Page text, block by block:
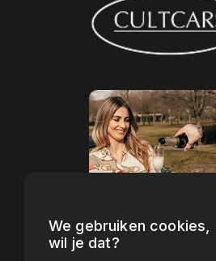
We gebruiken cookies,
wil je dat?